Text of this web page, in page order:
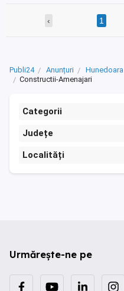
‹ 1
Publi24 Anunțuri Hunedoara
Constructii-Amenajari
Categorii
Județe
Localități
Urmărește-ne pe